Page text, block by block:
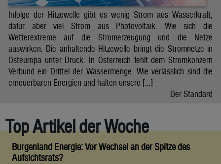
Infolge der Hitzewelle gibt es wenig Strom aus Wasserkraft,
dafür aber viel Strom aus Photovoltaik. Wie sich die
Wetterextreme auf die Stromerzeugung und die Netze
auswirken. Die anhaltende Hitzewelle bringt die Stromnetze in
Osteuropa unter Druck. In Österreich fehlt dem Stromkonzern
Verbund ein Drittel der Wassermenge. Wie verlässlich sind die
erneuerbaren Energien und halten unsere […]
Der Standard
Top Artikel der Woche
Burgenland Energie: Vor Wechsel an der Spitze des
Aufsichtsrats?